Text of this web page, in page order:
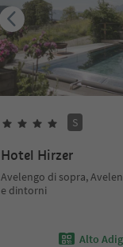
S
Hotel Hirzer
Avelengo di sopra,
e dintorni
Alto